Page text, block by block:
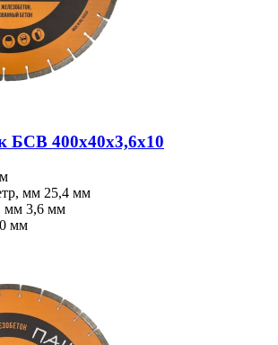
БСВ 400x40х3,6х10
мм 25,4 мм
мм 3,6 мм
мм